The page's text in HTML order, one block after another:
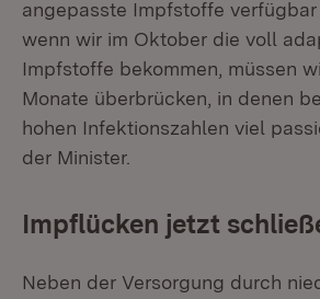
angepasste Impfstoffe
wenn wir im Oktober die voll
Impfstoffe bekommen, müssen
Monate überbrücken, in denen
hohen Infektionszahlen viel
der Minister.
Impflücken jetzt
Neben der Versorgung durch